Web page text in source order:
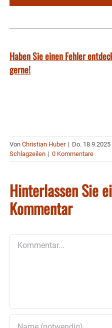
Haben Sie einen Fehler
gerne!
Von Christian Huber | Do.
Schlagzeilen | 0 Kommentare
Hinterlassen Sie
Kommentar